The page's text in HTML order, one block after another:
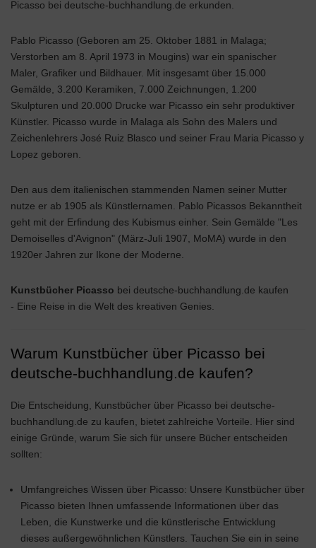
Picasso bei deutsche-buchhandlung.de erkunden.
Pablo Picasso (Geboren am 25. Oktober 1881 in Malaga;
Verstorben am 8. April 1973 in Mougins) war ein spanischer
Maler, Grafiker und Bildhauer. Mit insgesamt über 15.000
Gemälde, 3.200 Keramiken, 7.000 Zeichnungen, 1.200
Skulpturen und 20.000 Drucke war Picasso ein sehr produktiver
Künstler. Picasso wurde in Malaga als Sohn des Malers und
Zeichenlehrers José Ruiz Blasco und seiner Frau Maria Picasso y
Lopez geboren.
Den aus dem italienischen stammenden Namen seiner Mutter
nutze er ab 1905 als Künstlernamen. Pablo Picassos Bekanntheit
geht mit der Erfindung des Kubismus einher. Sein Gemälde "Les
Demoiselles d'Avignon" (März-Juli 1907, MoMA) wurde in den
1920er Jahren zur Ikone der Moderne.
Kunstbücher Picasso bei deutsche-buchhandlung.de kaufen
- Eine Reise in die Welt des kreativen Genies.
Warum Kunstbücher über Picasso bei
deutsche-buchhandlung.de kaufen?
Die Entscheidung, Kunstbücher über Picasso bei deutsche-
buchhandlung.de zu kaufen, bietet zahlreiche Vorteile. Hier sind
einige Gründe, warum Sie sich für unsere Bücher entscheiden
sollten:
Umfangreiches Wissen über Picasso: Unsere Kunstbücher über
Picasso bieten Ihnen umfassende Informationen über das
Leben, die Kunstwerke und die künstlerische Entwicklung
dieses außergewöhnlichen Künstlers. Tauchen Sie ein in seine